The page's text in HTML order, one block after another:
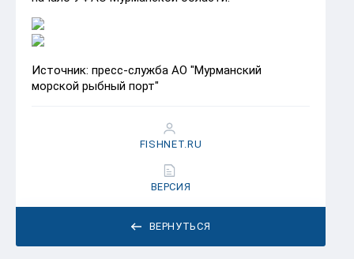
Источник: пресс-служба АО "Мурманский
морской рыбный порт"
ВЕРНУТЬСЯ
FISHNET.RU
ВЕРСИЯ